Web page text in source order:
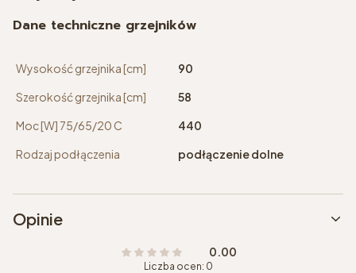
Dane techniczne grzejników
Wysokość grzejnika [cm]
90
Szerokość grzejnika [cm]
58
Moc [W] 75/65/20 C
440
Rodzaj podłączenia
podłączenie dolne
Opinie
0.00
Liczba ocen: 0